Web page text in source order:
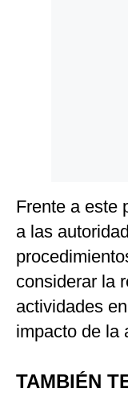
Frente a este
a las
considerar la
actividades
impacto de la
TAMBIÉN